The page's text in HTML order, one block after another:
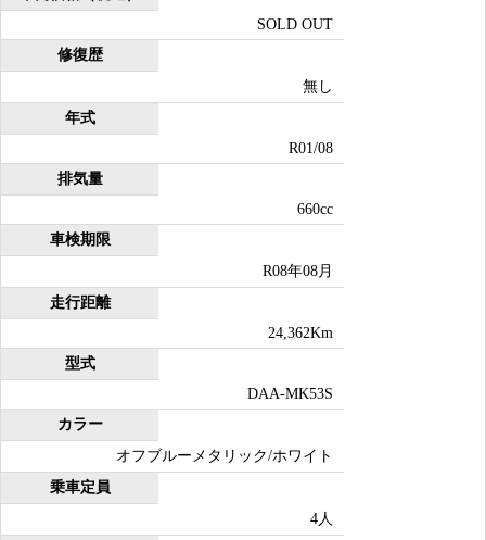
SOLD OUT
修復歴
無し
年式
R01/08
排気量
660cc
車検期限
R08年08月
走行距離
24,362Km
型式
DAA-MK53S
カラー
オフブルーメタリック/ホワイト
乗車定員
4人